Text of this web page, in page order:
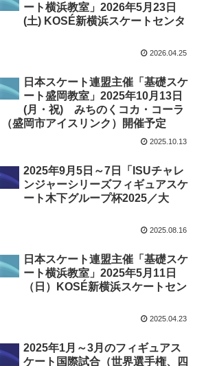
ート横浜教室」2026年5月23日
(土) KOSÉ新横浜スケートセンタ
2026.04.25
日本スケート連盟主催「基礎スケ
ート盛岡教室」2025年10月13日
(月・祝) みちのくコカ・コーラ
盛岡市アイスリンク）開催予定
2025.10.13
2025年9月5日～7日「ISUチャレ
ンジャーシリーズフィギュアスケ
ート木下グループ杯2025／大
2025.08.16
日本スケート連盟主催「基礎スケ
ート横浜教室」2025年5月11日
（日）KOSÉ新横浜スケートセン
2025.04.23
2025年1月～3月のフィギュアス
ケート国際試合（世界選手権、四